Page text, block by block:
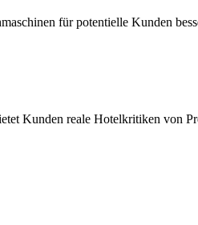
für potentielle Kunden
Kunden reale Hotelkritiken von